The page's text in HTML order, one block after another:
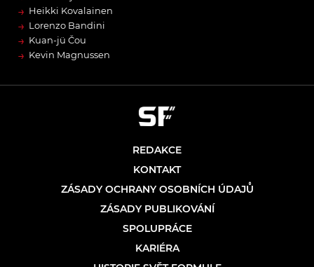
→ Heikki Kovalainen
→ Lorenzo Bandini
→ Kuan-jü Čou
→ Kevin Magnussen
REDAKCE
KONTAKT
ZÁSADY OCHRANY OSOBNÍCH ÚDAJŮ
ZÁSADY PUBLIKOVÁNÍ
SPOLUPRÁCE
KARIÉRA